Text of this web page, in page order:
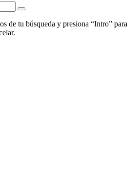
de tu búsqueda y presiona “Intro” para